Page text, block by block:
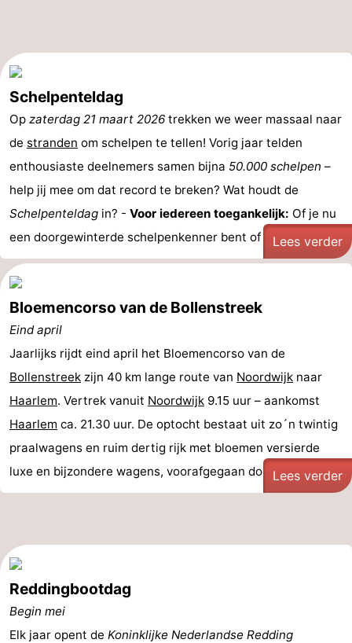
Leiden
Bollenstreek
-
Hollands
Katwijk
-
Den
Haag
-
Rotterdam
-
Rockanje
Weer
Contact
Schelpenteldag
Op zaterdag 21 maart 2026 trekken we weer massaal naar
de stranden om schelpen te tellen! Vorig jaar telden
enthousiaste deelnemers samen bijna 50.000 schelpen –
help jij mee om dat record te breken? Wat houdt de
Schelpenteldag in? - Voor iedereen toegankelijk: Of je nu
een doorgewinterde schelpenkenner bent of voor het ...
Lees verder
Bloemencorso van de Bollenstreek
Eind april
Jaarlijks rijdt eind april het Bloemencorso van de
Bollenstreek zijn 40 km lange route van Noordwijk naar
Haarlem. Vertrek vanuit Noordwijk 9.15 uur – aankomst
Haarlem ca. 21.30 uur. De optocht bestaat uit zo´n twintig
praalwagens en ruim dertig rijk met bloemen versierde
luxe en bijzondere wagens, voorafgegaan door ...Lees verder
Reddingbootdag
Begin mei
Elk jaar opent de Koninklijke Nederlandse Redding